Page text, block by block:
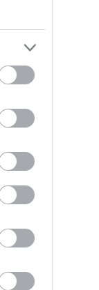
βέβαια, έχει
δεν την
το
ο